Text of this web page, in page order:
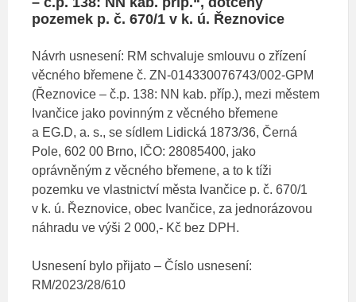
pozemek p. č. 670/1 v k. ú. Řeznovice
Návrh usnesení: RM schvaluje smlouvu o zřízení
věcného břemene č. ZN-014330076743/002-GPM
(Řeznovice – č.p. 138: NN kab. příp.), mezi městem
Ivančice jako povinným z věcného břemene
a EG.D, a. s., se sídlem Lidická 1873/36, Černá
Pole, 602 00 Brno, IČO: 28085400, jako
oprávněným z věcného břemene, a to k tíži
pozemku ve vlastnictví města Ivančice p. č. 670/1
v k. ú. Řeznovice, obec Ivančice, za jednorázovou
náhradu ve výši 2 000,- Kč bez DPH.
Usnesení bylo přijato – Číslo usnesení:
RM/2023/28/610